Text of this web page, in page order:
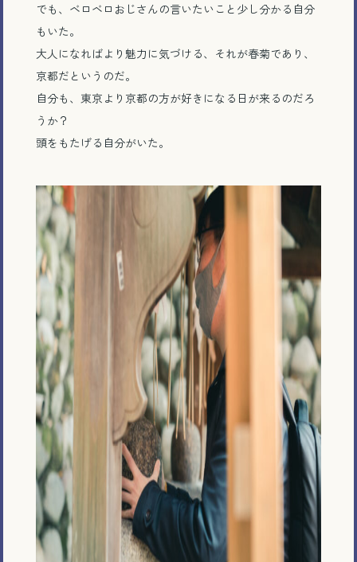
でも、ベロベロおじさんの言いたいこと少し分かる自分
もいた。
大人になればより魅力に気づける、それが春菊であり、
京都だというのだ。
自分も、東京より京都の方が好きになる日が来るのだろ
うか？
頭をもたげる自分がいた。